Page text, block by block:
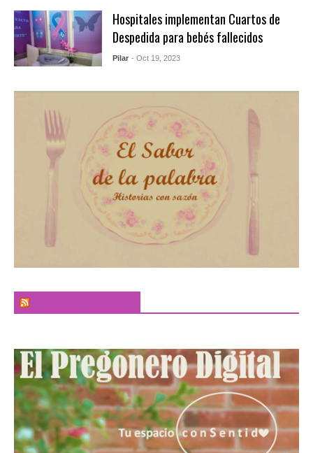
Hospitales implementan Cuartos de
Despedida para bebés fallecidos
Pilar - Oct 19, 2023